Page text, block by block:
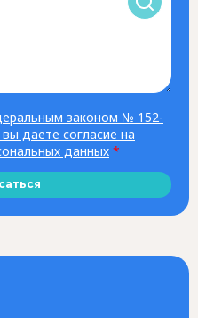
законом № 152-
даете согласие на
данных *